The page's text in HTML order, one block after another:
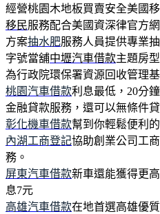
經營桃園木地板買賣安全美國
移民服務配合美國資深律官方
方案抽水肥服務人員提供專業
字號當舖中壢汽車借款主題房
為行政院環保署資源回收管理
桃園汽車借款利息最低，20分
金融貸款服務，還可以無條件貸
彰化機車借款幫到你輕鬆便利
內湖工商登記協助創業公司工
務。
屏東汽車借款新車還能獲得更
息7元
高雄汽車借款在地首選高雄優